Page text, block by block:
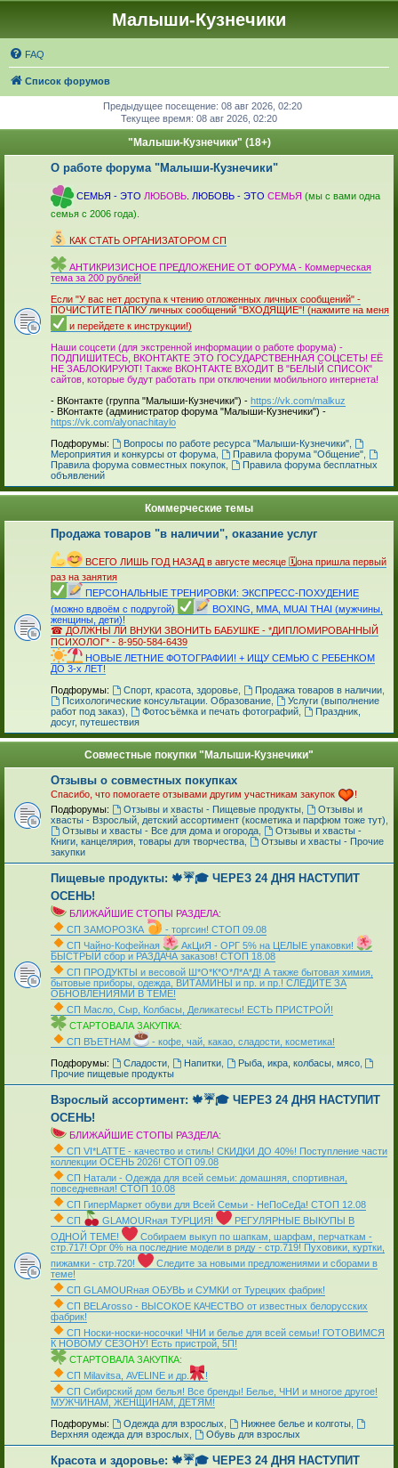
Малыши-Кузнечики
FAQ
Список форумов
Предыдущее посещение: 08 авг 2026, 02:20
Текущее время: 08 авг 2026, 02:20
"Малыши-Кузнечики" (18+)
О работе форума "Малыши-Кузнечики"
СЕМЬЯ - ЭТО ЛЮБОВЬ ЛЮБОВЬ - ЭТО СЕМЬЯ (мы с вами одна
семья с 2006 года).
КАК СТАТЬ ОРГАНИЗАТОРОМ СП
АНТИКРИЗИСНОЕ ПРЕДЛОЖЕНИЕ ОТ ФОРУМА - Коммерческая
тема за 200 рублей!
Если "У вас нет доступа к чтению отложенных личных сообщений" -
ПОЧИСТИТЕ ПАПКУ личных сообщений "ВХОДЯЩИЕ"! (нажмите на меня
и перейдете к инструкции!)
Наши соцсети (для экстренной информации о работе форума) -
ПОДПИШИТЕСЬ, ВКОНТАКТЕ ЭТО ГОСУДАРСТВЕННАЯ СОЦСЕТЬ! ЕЁ
НЕ ЗАБЛОКИРУЮТ! Также ВКОНТАКТЕ ВХОДИТ В "БЕЛЫЙ СПИСОК"
сайтов, которые будут работать при отключении мобильного интер­нета!
- ВКонтакте (группа "Малыши-Кузнечики") - https://vk.com/malkuz
- ВКонтакте (администратор форума "Малыши-Кузнечики") -
https://vk.com/alyonachitaylo
Подфорумы: Вопросы по работе ресурса "Малыши-Кузнечики",
Мероприятия и конкурсы от форума
Правила форума "Общение",
Правила форума совместных покупок
Правила форума бесплатных
объявлений
Коммерческие темы
Продажа товаров "в наличии", оказание услуг
ВСЕГО ЛИШЬ ГОД НАЗАД в августе месяце 🗓она пришла первый
раз на занятия
ПЕРСОНАЛЬНЫЕ ТРЕНИРОВКИ: ЭКСПРЕСС-ПОХУДЕНИЕ
(можно вдвоём с подругой)
BOXING, MMA, MUAI THAI (мужчины,
женщины, дети)!
☎ ДОЛЖНЫ ЛИ ВНУКИ ЗВОНИТЬ БАБУШКЕ - *ДИПЛОМИРОВАННЫЙ
ПСИХОЛОГ* - 8-950-584-6439
НОВЫЕ ЛЕТНИЕ ФОТОГРАФИИ! + ИЩУ СЕМЬЮ С РЕБЕНКОМ
ДО 3-х ЛЕТ!
Подфорумы: Спорт, красота, здоровье, Продажа товаров в наличии,
Психологические консультации. Образование,
Услуги (выполнение
работ под заказ)
Фотосъёмка и печать фотографий,
Праздник,
досуг, путешествия
Совместные покупки "Малыши-Кузнечики"
Отзывы о совместных покупках
Спасибо, что помогаете отзывами другим участникам закупок
!
Подфорумы:
Отзывы и хвасты - Пищевые продукты,
Отзывы и
хвасты - Взрослый, детский ассортимент (косметика и парфюм тоже тут)
Отзывы и хвасты - Все для дома и огорода,
Отзывы и хвасты -
Книги, канцелярия, товары для творчества
Отзывы и хвасты - Прочие
закупки
Пищевые продукты: 🍁☔🎓 ЧЕРЕЗ 24 ДНЯ НАСТУПИТ
ОСЕНЬ!
БЛИЖАЙШИЕ СТОПЫ РАЗДЕЛА:
СП ЗАМОРОЗКА
- торгсин! СТОП 09.08
СП Чайно-Кофейная
АкЦиЯ - ОРГ 5% на ЦЕЛЫЕ упаковки!
БЫСТРЫЙ сбор и РАЗДАЧА заказов! СТОП 18.08
СП ПРОДУКТЫ и весовой Ш*О*К*О*Л*А*Д! А также бытовая химия,
бытовые приборы, одежда, ВИТАМИНЫ и пр. и пр.! СЛЕДИТЕ ЗА
ОБНОВЛЕНИЯМИ В ТЕМЕ!
СП Масло, Сыр, Колбасы, Деликатесы! ЕСТЬ ПРИСТРОЙ!
СТАРТОВАЛА ЗАКУПКА:
СП ВЪЕТНАМ
- кофе, чай, какао, сладости, косметика!
Подфорумы: Сладости, Напитки, Рыба, икра, колбасы, мясо,
Прочие пищевые продукты
Взрослый ассортимент: 🍁☔🎓 ЧЕРЕЗ 24 ДНЯ НАСТУПИТ
ОСЕНЬ!
БЛИЖАЙШИЕ СТОПЫ РАЗДЕЛА:
СП VI*LATTE - качество и стиль! СКИДКИ ДО 40%! Поступление части
коллекции ОСЕНЬ 2026! СТОП 09.08
СП Натали - Одежда для всей семьи: домашняя, спортивная,
повседневная! СТОП 10.08
СП ГиперМаркет обуви для Всей Семьи - НеПоСеДа! СТОП 12.08
СП
GLAMOURная ТУРЦИЯ!
РЕГУЛЯРНЫЕ ВЫКУПЫ В
ОДНОЙ ТЕМЕ!
Собираем выкуп по шапкам, шарфам, перчаткам -
стр.717! Орг 0% на последние модели в ряду - стр.719! Пуховики, куртки,
пижамки - стр.720!
Следите за новыми предложениями и сборами в
теме!
СП GLAMOURная ОБУВЬ и СУМКИ от Турецких фабрик!
СП ВЕLАrosso - ВЫСОКОЕ КАЧЕСТВО от известных белорусских
фабрик!
СП Носки-носки-носочки! ЧНИ и белье для всей семьи! ГОТОВИМСЯ
К НОВОМУ СЕЗОНУ! Есть пристрой, 5П!
СТАРТОВАЛА ЗАКУПКА:
СП Мilavitsа, AVELINE и др.
!
СП Сибирский дом белья! Все бренды! Белье, ЧНИ и многое другое!
МУЖЧИНАМ, ЖЕНЩИНАМ, ДЕТЯМ!
Подфорумы: Одежда для взрослых Нижнее белье и колготы,
Верхняя одежда для взрослых
Обувь для взрослых
Красота и здоровье: 🍁☔🎓 ЧЕРЕЗ 24 ДНЯ НАСТУПИТ